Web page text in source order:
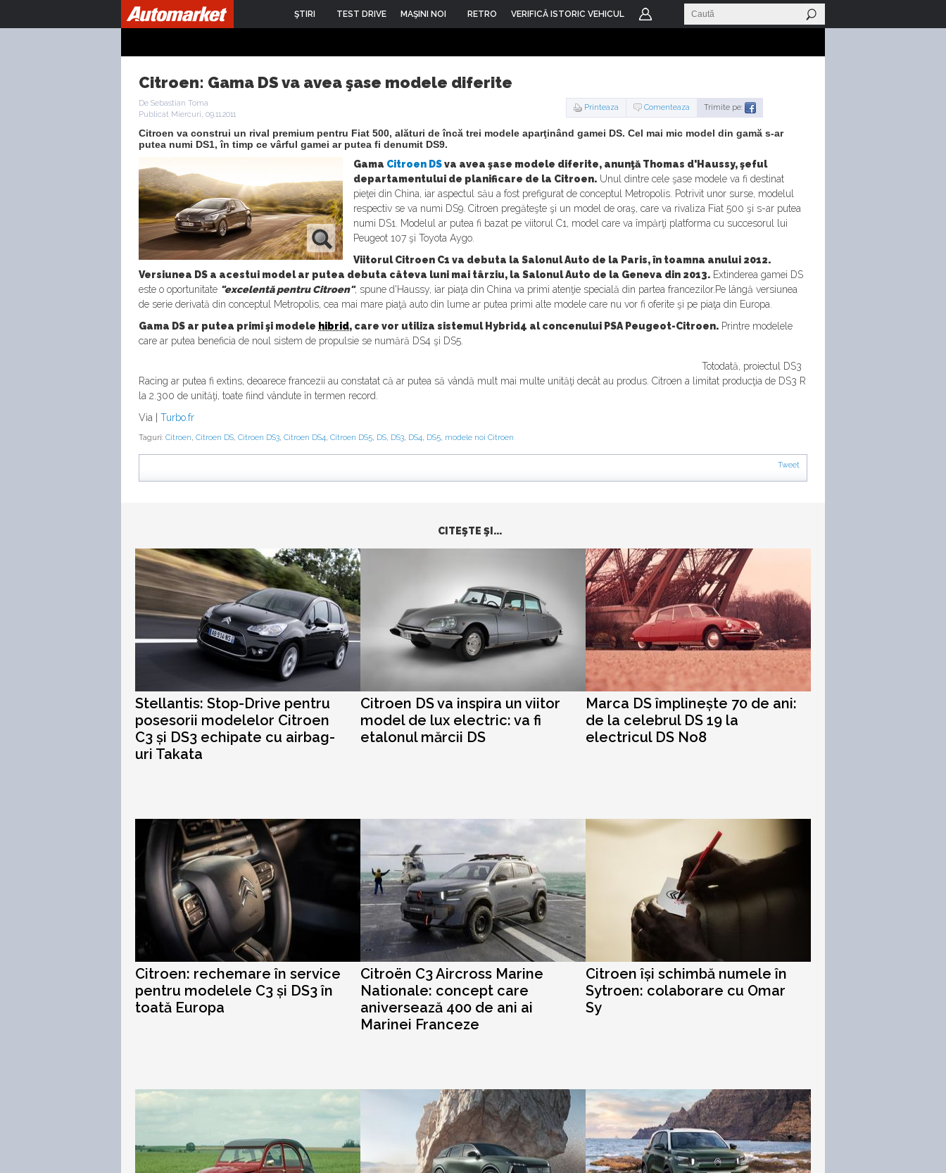
ŞTIRI TEST DRIVE MAŞINI NOI RETRO VERIFICĂ ISTORIC VEHICUL
Citroen: Gama DS va avea şase modele diferite
De Sebastian Toma
Publicat Miercuri, 09.11.2011
Printeaza Comenteaza Trimite pe:
Citroen va construi un rival premium pentru Fiat 500, alături de încă trei modele aparţinând gamei DS. Cel mai mic model din gamă s-ar
putea numi DS1, în timp ce vârful gamei ar putea fi denumit DS9.
Gama Citroen DSva avea şase modele diferite, anunţă Thomas d'Haussy, şeful
departamentului de planificare de la Citroen. Unul dintre cele şase modele va fi destinat
pieţei din China, iar aspectul său a fost prefigurat de conceptul Metropolis. Potrivit unor surse, modelul
respectiv se va numi DS9. Citroen pregăteşte şi un model de oraş, care va rivaliza Fiat 500 şi s-ar putea
numi DS1. Modelul ar putea fi bazat pe viitorul C1, model care va împărţi platforma cu succesorul lui
Peugeot 107 şi Toyota Aygo.
Viitorul Citroen C1 va debuta la Salonul Auto de la Paris, în toamna anului 2012.
Versiunea DS a acestui model ar putea debuta câteva luni mai târziu, la Salonul Auto de la Geneva din 2013. Extinderea gamei DS
este o oportunitate "excelentă pentru Citroen", spune d'Haussy, iar piaţa din China va primi atenţie specială din partea francezilor.Pe lângă versiunea
de serie derivată din conceptul Metropolis, cea mai mare piaţă auto din lume ar putea primi alte modele care nu vor fi oferite şi pe piaţa din Europa.
Gama DS ar putea primi şi modele hibrid, care vor utiliza sistemul Hybrid4 al concenului PSA Peugeot-Citroen. Printre modelele
care ar putea beneficia de noul sistem de propulsie se numără DS4 şi DS5.
Totodată, proiectul DS3
Racing ar putea fi extins, deoarece francezii au constatat că ar putea să vândă mult mai multe unităţi decât au produs. Citroen a limitat producţia de DS3 R
la 2.300 de unităţi, toate fiind vândute în termen record.
Via | Turbo.fr
Taguri: Citroen, Citroen DS, Citroen DS3, Citroen DS4, Citroen DS5, DS, DS3, DS4, DS5, modele noi Citroen
Tweet
CITEŞTE ŞI...
Stellantis: Stop-Drive pentru
posesorii modelelor Citroen
C3 și DS3 echipate cu airbag-
uri Takata
Citroen DS va inspira un viitor
model de lux electric: va fi
etalonul mărcii DS
Marca DS împlinește 70 de ani:
de la celebrul DS 19 la
electricul DS No8
Citroen: rechemare în service
pentru modelele C3 și DS3 în
toată Europa
Citroën C3 Aircross Marine
Nationale: concept care
aniversează 400 de ani ai
Marinei Franceze
Citroen își schimbă numele în
Sytroen: colaborare cu Omar
Sy